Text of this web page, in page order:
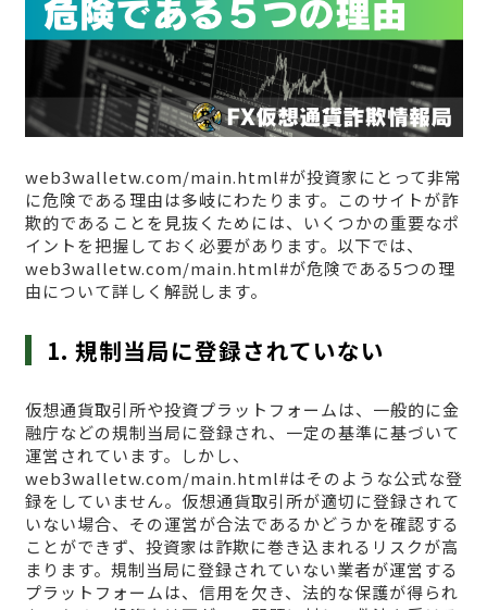
web3walletw.com/main.html#が投資家にとって非常
に危険である理由は多岐にわたります。このサイトが詐
欺的であることを見抜くためには、いくつかの重要なポ
イントを把握しておく必要があります。以下では、
web3walletw.com/main.html#が危険である5つの理
由について詳しく解説します。
1. 規制当局に登録されていない
仮想通貨取引所や投資プラットフォームは、一般的に金
融庁などの規制当局に登録され、一定の基準に基づいて
運営されています。しかし、
web3walletw.com/main.html#はそのような公式な登
録をしていません。仮想通貨取引所が適切に登録されて
いない場合、その運営が合法であるかどうかを確認する
ことができず、投資家は詐欺に巻き込まれるリスクが高
まります。規制当局に登録されていない業者が運営する
プラットフォームは、信用を欠き、法的な保護が得られ